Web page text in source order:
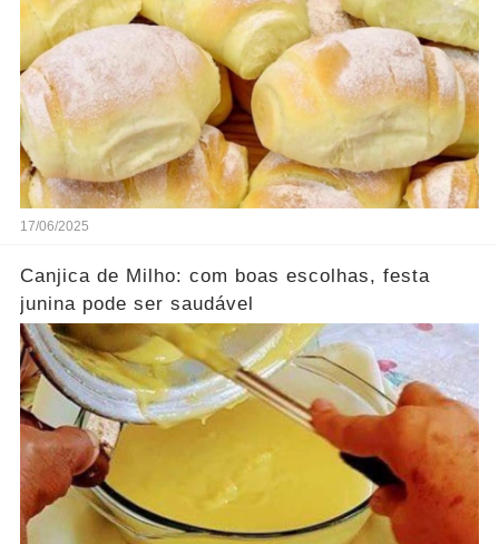
17/06/2025
Canjica de Milho: com boas escolhas, festa
junina pode ser saudável